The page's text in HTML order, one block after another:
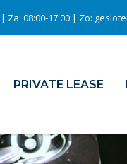
Za: 08:00-17:00 | Zo:
PRIVATE LEASE